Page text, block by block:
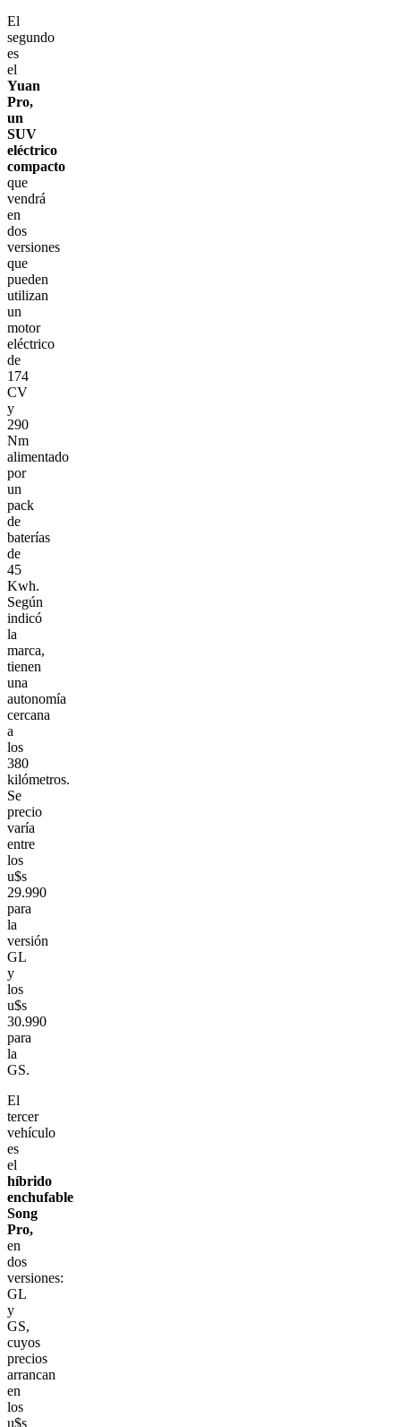
El
segundo
es
el
Yuan
Pro,
un
SUV
eléctrico
compacto
que
vendrá
en
dos
versiones
que
pueden
utilizan
un
motor
eléctrico
de
174
CV
y
290
Nm
alimentado
por
un
pack
de
baterías
de
45
Kwh.
Según
indicó
la
marca,
tienen
una
autonomía
cercana
a
los
380
kilómetros.
Se
precio
varía
entre
los
u$s
29.990
para
la
versión
GL
y
los
u$s
30.990
para
la
GS.
El
tercer
vehículo
es
el
híbrido
enchufable
Song
Pro,
en
dos
versiones:
GL
y
GS,
cuyos
precios
arrancan
en
los
u$s